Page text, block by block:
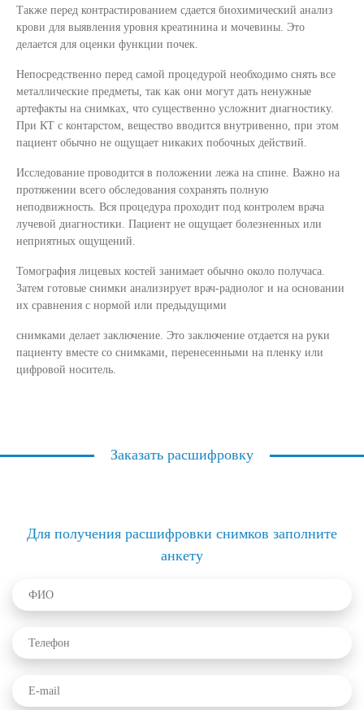
Также перед контрастированием сдается биохимический анализ
крови для выявления уровня креатинина и мочевины. Это
делается для оценки функции почек.
Непосредственно перед самой процедурой необходимо снять все
металлические предметы, так как они могут дать ненужные
артефакты на снимках, что существенно усложнит диагностику.
При КТ с контарстом, вещество вводится внутривенно, при этом
пациент обычно не ощущает никаких побочных действий.
Исследование проводится в положении лежа на спине. Важно на
протяжении всего обследования сохранять полную
неподвижность. Вся процедура проходит под контролем врача
лучевой диагностики. Пациент не ощущает болезненных или
неприятных ощущений.
Томография лицевых костей занимает обычно около получаса.
Затем готовые снимки анализирует врач-радиолог и на основании
их сравнения с нормой или предыдущими
снимками делает заключение. Это заключение отдается на руки
пациенту вместе со снимками, перенесенными на пленку или
цифровой носитель.
Заказать расшифровку
Для получения расшифровки снимков заполните
анкету